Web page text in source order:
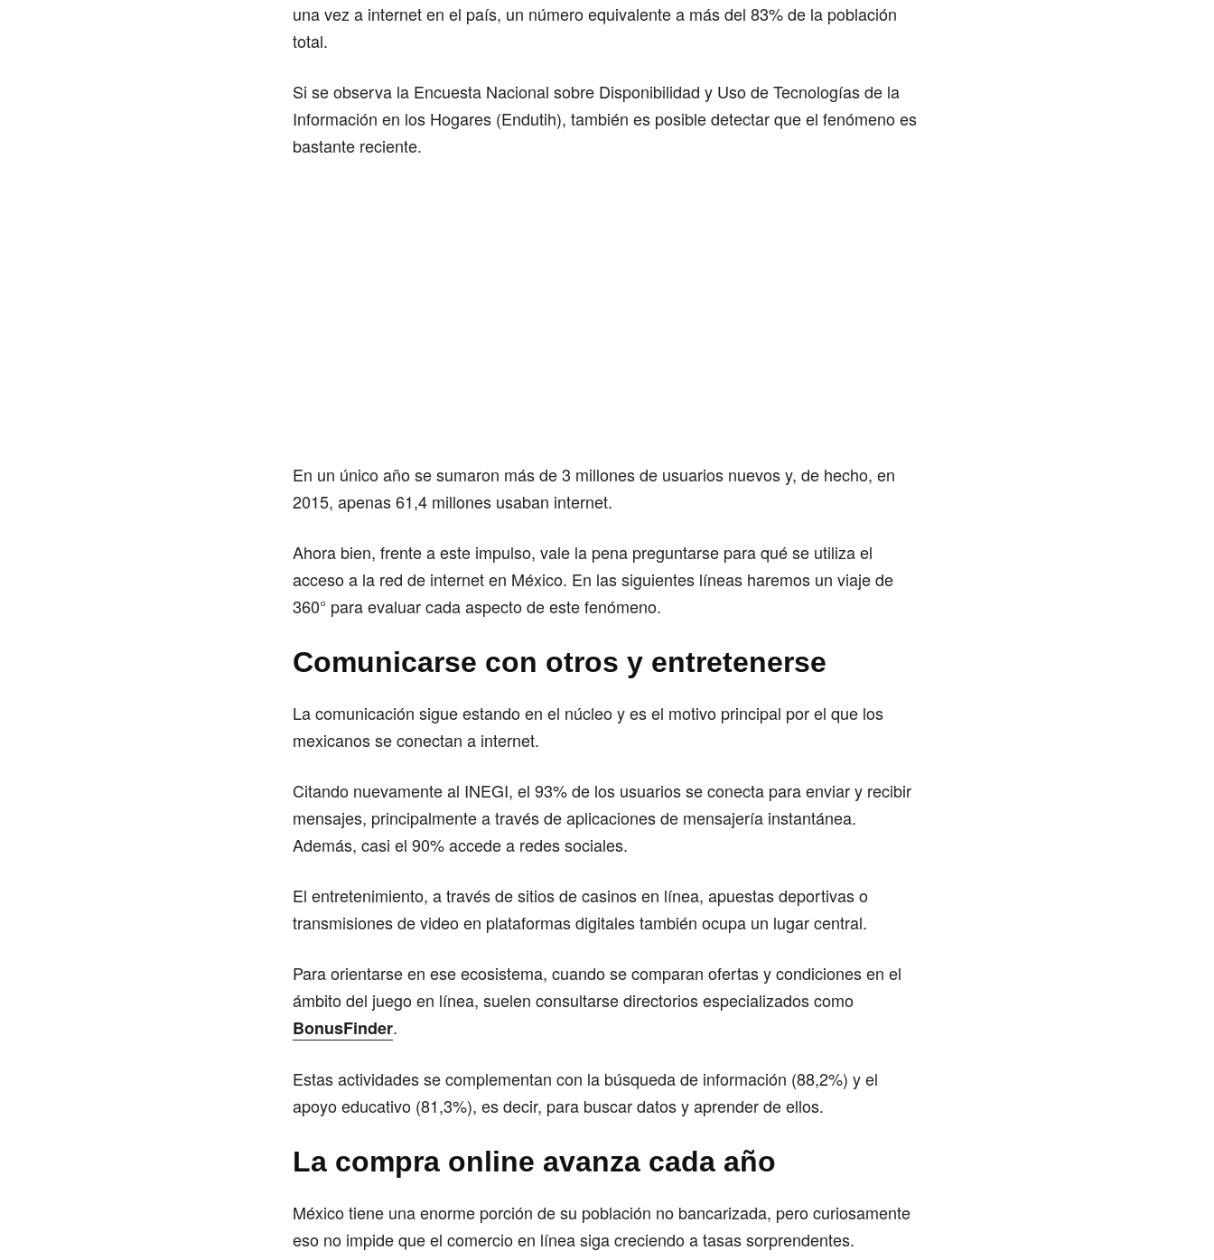
una vez a internet en el país, un número equivalente a más del 83% de la población
total.
Si se observa la Encuesta Nacional sobre Disponibilidad y Uso de Tecnologías de la
Información en los Hogares (Endutih), también es posible detectar que el fenómeno es
bastante reciente.
En un único año se sumaron más de 3 millones de usuarios nuevos y, de hecho, en
2015, apenas 61,4 millones usaban internet.
Ahora bien, frente a este impulso, vale la pena preguntarse para qué se utiliza el
acceso a la red de internet en México. En las siguientes líneas haremos un viaje de
360° para evaluar cada aspecto de este fenómeno.
Comunicarse con otros y entretenerse
La comunicación sigue estando en el núcleo y es el motivo principal por el que los
mexicanos se conectan a internet.
Citando nuevamente al INEGI, el 93% de los usuarios se conecta para enviar y recibir
mensajes, principalmente a través de aplicaciones de mensajería instantánea.
Además, casi el 90% accede a redes sociales.
El entretenimiento, a través de sitios de casinos en línea, apuestas deportivas o
transmisiones de video en plataformas digitales también ocupa un lugar central.
Para orientarse en ese ecosistema, cuando se comparan ofertas y condiciones en el
ámbito del juego en línea, suelen consultarse directorios especializados como
BonusFinder.
Estas actividades se complementan con la búsqueda de información (88,2%) y el
apoyo educativo (81,3%), es decir, para buscar datos y aprender de ellos.
La compra online avanza cada año
México tiene una enorme porción de su población no bancarizada, pero curiosamente
eso no impide que el comercio en línea siga creciendo a tasas sorprendentes.